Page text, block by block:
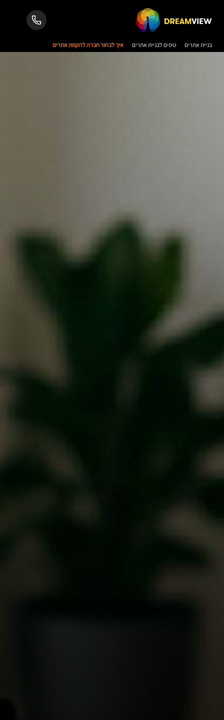
בניית אתרים טיפים לבניית אתרים איך לבחור חברה להקמת אתרים